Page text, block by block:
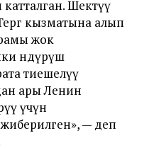
Шектүү
кызматына алып
жок
өндүрүш
тиешелүү
ары Ленин
үчүн
жиберилген», — деп